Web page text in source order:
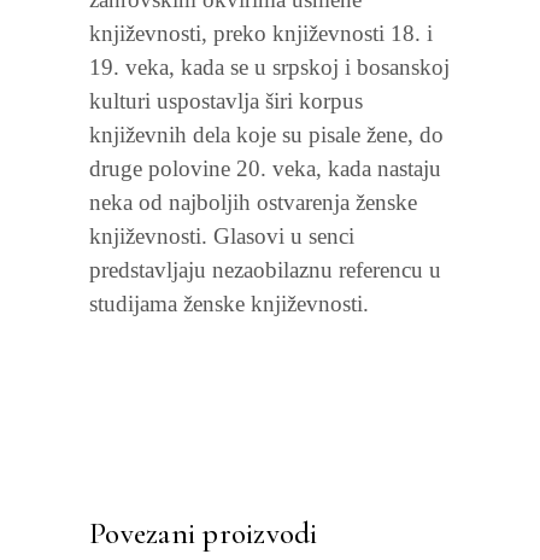
književnosti, preko književnosti 18. i
19. veka, kada se u srpskoj i bosanskoj
kulturi uspostavlja širi korpus
književnih dela koje su pisale žene, do
druge polovine 20. veka, kada nastaju
neka od najboljih ostvarenja ženske
književnosti. Glasovi u senci
predstavljaju nezaobilaznu referencu u
studijama ženske književnosti.
Povezani proizvodi